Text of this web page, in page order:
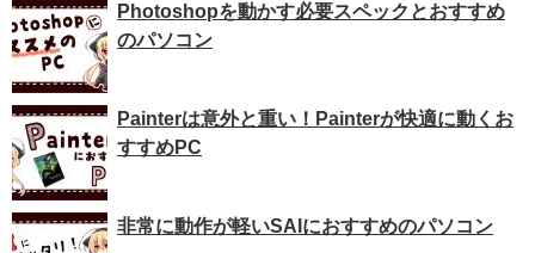
Photoshopを動かす必要スペックとおすすめ
のパソコン
Painterは意外と重い！Painterが快適に動くお
すすめPC
非常に動作が軽いSAIにおすすめのパソコン